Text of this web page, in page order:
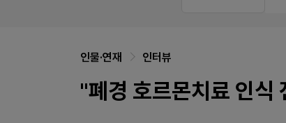
인물·연재 인터뷰
"폐경 호르몬치료 인